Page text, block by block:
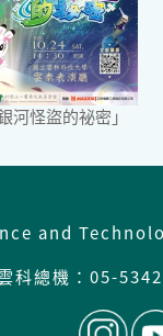
河怪盜的祕密」
and
科總機：05-